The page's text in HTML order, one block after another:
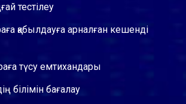
тестілеу
қабылдауға арналған кешенді
түсу емтихандары
білімін бағалау